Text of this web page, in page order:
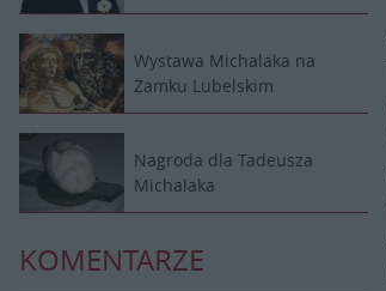
Wystawa Michalaka na
Zamku Lubelskim
Nagroda dla Tadeusza
Michalaka
KOMENTARZE